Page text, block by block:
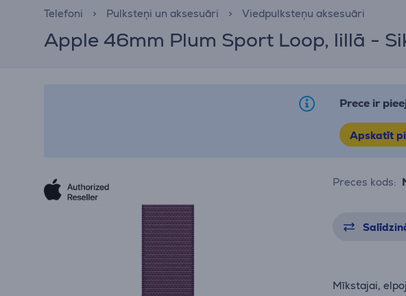
Telefoni Pulksteņi un aksesuāri Viedpulksteņu aksesuāri
Apple 46mm Plum Sport Loop, lillā -
Prece ir
Apskatīt
Preces kods:
Mīkstajai,